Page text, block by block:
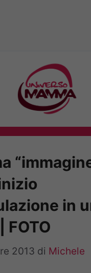
in
FOTO
2013 di Michele